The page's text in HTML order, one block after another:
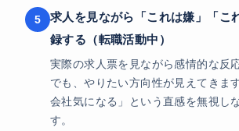
求人を見ながら「これは嫌」「こ
録する（転職活動中）
実際の求人票を見ながら感情的な反
でも、やりたい方向性が見えてきま
会社気になる」という直感を無視し
す。